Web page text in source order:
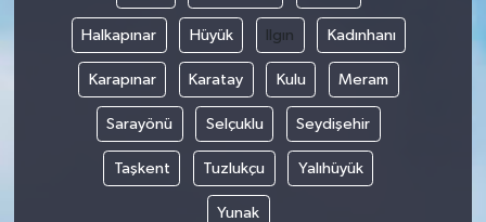
Halkapınar Hüyük Ilgın Kadınhanı
Karapınar Karatay Kulu Meram
Sarayönü Selçuklu Seydişehir
Taşkent Tuzlukçu Yalıhüyük
Yunak